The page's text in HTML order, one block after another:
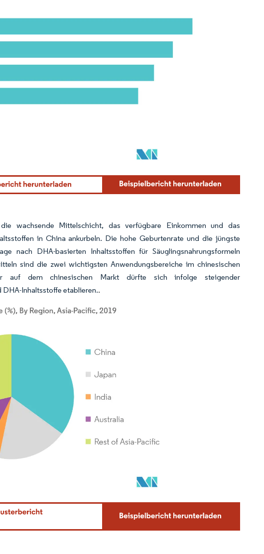
BY 4.0.
wachsende Mittelschicht, das verfügbare Einkommen und das
in China ankurbeln. Die hohe Geburtenrate und die jüngste
nach DHA-basierten Inhaltsstoffen für Säuglingsnahrungsformeln
sind die zwei wichtigsten Anwendungsbereiche im chinesischen
auf dem chinesischen Markt dürfte sich infolge steigender
DHA-Inhaltsstoffe etablieren..
BY 4.0.